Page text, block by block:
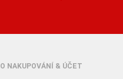
O NAKUPOVÁNÍ & ÚČET